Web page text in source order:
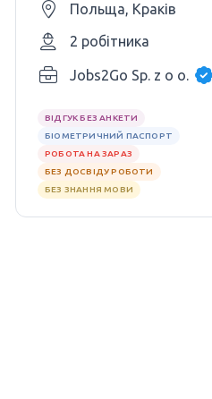
Польща, Краків
2 робітника
Jobs2Go Sp. z o o.
ВІДГУК БЕЗ АНКЕТИ
БІОМЕТРИЧНИЙ ПАСПОРТ
РОБОТА НА ЗАРАЗ
БЕЗ ДОСВІДУ РОБОТИ
БЕЗ ЗНАННЯ МОВИ